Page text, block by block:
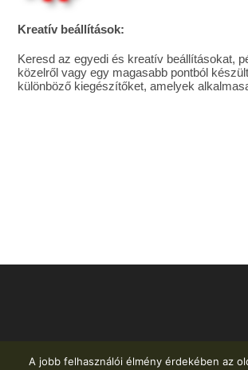
Kreatív beállítások:
Keresd az egyedi és kreatív beállításokat,
közelről vagy egy magasabb pontból
különböző kiegészítőket, amelyek
A jobb felhasználói élmény érdekében az